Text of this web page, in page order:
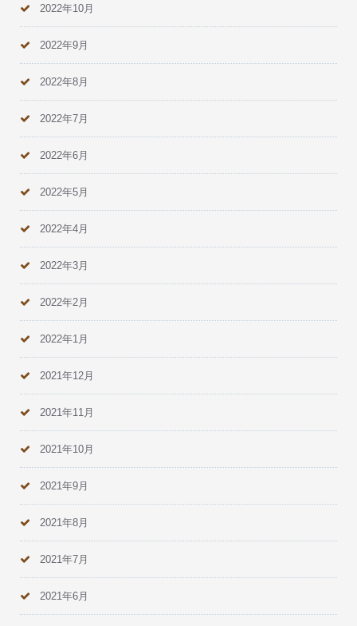
2022年10月
2022年9月
2022年8月
2022年7月
2022年6月
2022年5月
2022年4月
2022年3月
2022年2月
2022年1月
2021年12月
2021年11月
2021年10月
2021年9月
2021年8月
2021年7月
2021年6月